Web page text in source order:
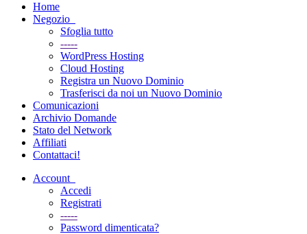
Home
Negozio
Sfoglia tutto
-----
WordPress Hosting
Cloud Hosting
Registra un Nuovo Dominio
Trasferisci da noi un Nuovo Dominio
Comunicazioni
Archivio Domande
Stato del Network
Affiliati
Contattaci!
Account
Accedi
Registrati
-----
Password dimenticata?